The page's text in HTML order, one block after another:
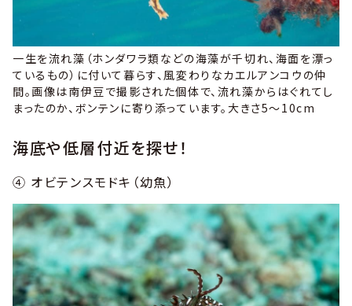
一生を流れ藻（ホンダワラ類などの海藻が千切れ、海面を漂っ
ているもの）に付いて暮らす、風変わりなカエルアンコウの仲
間。画像は南伊豆で撮影された個体で、流れ藻からはぐれてし
まったのか、ボンテンに寄り添っています。大きさ5～10cm
海底や低層付近を探せ！
④ オビテンスモドキ（幼魚）